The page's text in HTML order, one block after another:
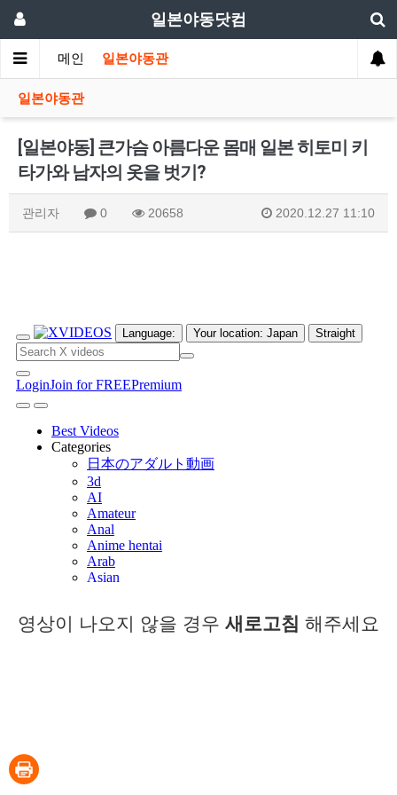
일본야동닷컴
메인 일본야동관
일본야동관
[일본야동] 큰가슴 아름다운 몸매 일본 히토미 키
타가와 남자의 옷을 벗기?
관리자 0 20658 2020.12.27 11:10
영상이 나오지 않을 경우 새로고침 해주세요